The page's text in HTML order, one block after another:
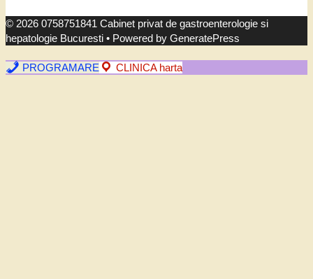
© 2026 0758751841 Cabinet privat de gastroenterologie si
hepatologie Bucuresti • Powered by GeneratePress
PROGRAMARE CLINICA harta